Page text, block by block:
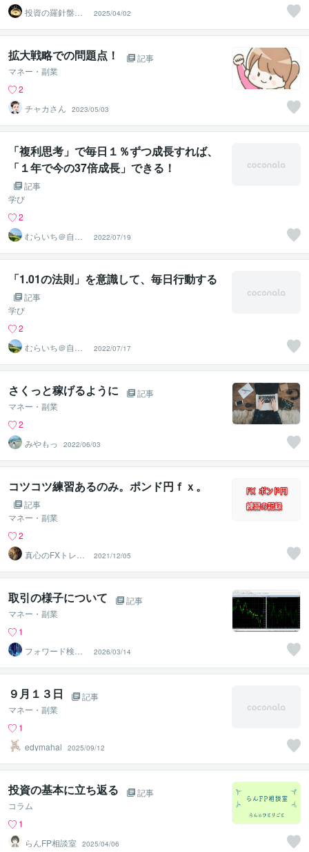
投資の羅針盤＠F
IRE案内人
2025/04/02
拡大戦略での問題点！
記事
マネー・副業
2
チャカさん
2023/05/03
「複利思考」で毎日１％ずつ成長すれば、
「１年で今の37倍成長」できる！
記事
学び
2
むらいち＠自己
啓発ライター
2022/07/19
「1.01の法則」を意識して、毎日行動する
記事
学び
2
むらいち＠自己
啓発ライター
2022/07/17
さくっと稼げるように
記事
マネー・副業
2
みやもっ
2022/06/03
コツコツ練習あるのみ。ポンド円ｆｘ。
記事
マネー・副業
2
真心のFXトレー
ダー ポポ
2021/12/05
取引の様子について
記事
マネー・副業
1
フォワード検証
部
2026/03/14
９月１３日
記事
マネー・副業
1
edymahal
2025/09/12
投資の基本に立ち返る
記事
コラム
1
らんFP相談室 2025/04/06